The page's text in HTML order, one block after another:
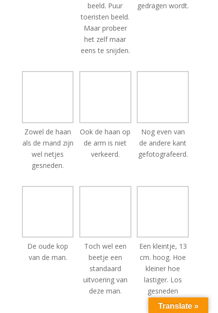
Maar probeer
het zelf maar
eens te snijden.
als de mand zijn
wel netjes
gesneden.
de arm is niet
verkeerd.
de andere kant
gefotografeerd.
van de man.
beetje een
standaard
uitvoering van
deze man.
cm. hoog. Hoe
kleiner hoe
lastiger. Los
gesneden
armband.
Translate »